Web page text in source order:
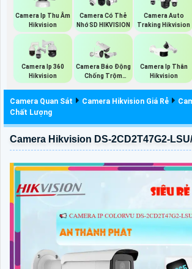
Camera Ip Thu Âm
Hikvision
Camera Có Thẻ
Nhớ SD HIKVISION
Camera Auto
Traking Hikvision
Camera Ip 360
Hikvision
Camera Báo Động
Chống Trộm
Hikvision
Camera Ip Thân
Hikvision
Camera Quan Sát Camera Hikvision Giá Rẻ
Chất Lượng
Camera Hikvision DS-2CD2T47G2-